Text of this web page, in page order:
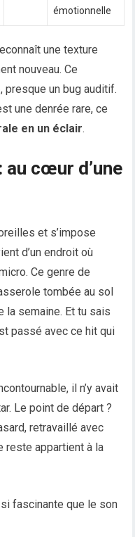
émotionnelle
une texture
nouveau. Ce
un bug auditif.
une denrée rare, ce
en un éclair.
cœur d’une
et s’impose
d’un endroit où
Ce genre de
tombée au sol
la semaine. Et tu sais
passé avec ce hit qui
il n’y avait
Le point de départ ?
retravaillé avec
reste appartient à la
fascinante que le son